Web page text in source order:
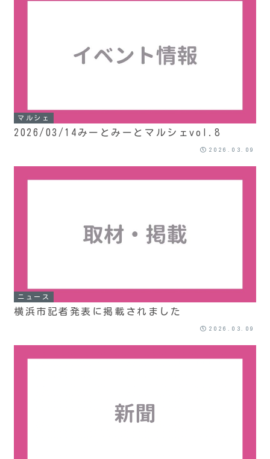
マルシェ
2026/03/14みーとみーとマルシェvol.8
2026.03.09
ニュース
横浜市記者発表に掲載されました
2026.03.09